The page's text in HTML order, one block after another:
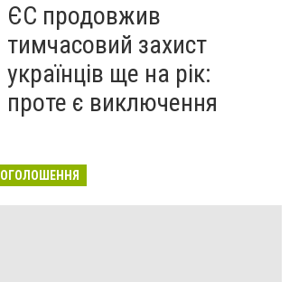
ЄС продовжив
тимчасовий захист
українців ще на рік:
проте є виключення
ОГОЛОШЕННЯ